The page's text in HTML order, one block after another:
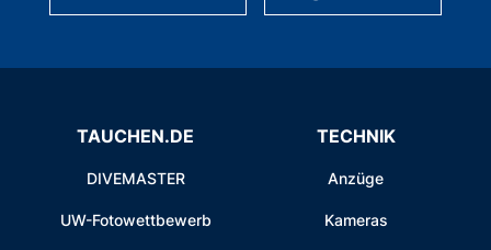
TAUCHEN.DE
DIVEMASTER
UW-Fotowettbewerb
TECHNIK
Anzüge
Kameras